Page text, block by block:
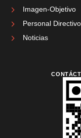
Imagen-Objetivo
Personal Directivo
Noticias